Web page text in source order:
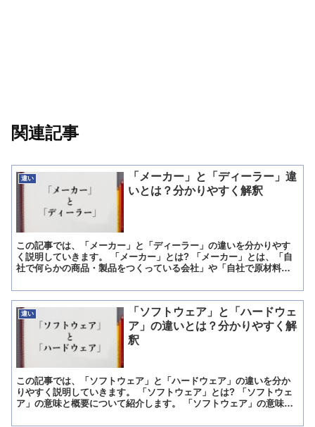
関連記事
違い
「メーカー」と「ディーラー」違
いとは？分かりやすく解釈
この記事では、「メーカー」と「ディーラー」の違いを分かりやす
く説明していきます。 「メーカー」とは? 「メーカー」とは、「自
社で何らかの商品・製品をつくっている会社」や「自社で原材料の
違い
「ソフトウェア」と「ハードウェ
ア」の違いとは？分かりやすく解
釈
この記事では、「ソフトウェア」と「ハードウェア」の違いを分か
りやすく説明していきます。 「ソフトウェア」とは? 「ソフトウェ
ア」の意味と概要について紹介します。 「ソフトウェア」の意味